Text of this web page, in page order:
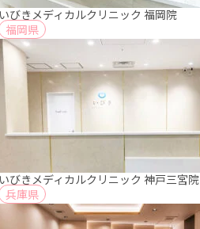
いびきメディカルクリニック 福岡院
福岡県
いびきメディカルクリニック 神戸三宮院
兵庫県